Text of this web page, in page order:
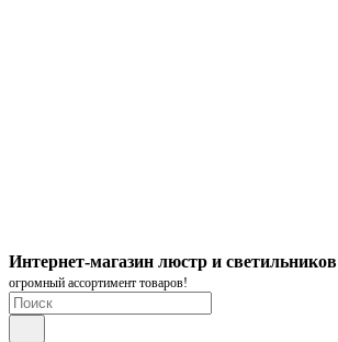
Интернет-магазин люстр и светильников
огромный ассортимент товаров!